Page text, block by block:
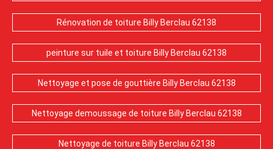
Rénovation de toiture Billy Berclau 62138
peinture sur tuile et toiture Billy Berclau 62138
Nettoyage et pose de gouttière Billy Berclau 62138
Nettoyage demoussage de toiture Billy Berclau 62138
Nettoyage de toiture Billy Berclau 62138